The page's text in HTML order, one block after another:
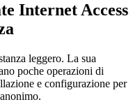
Internet Access
leggero. La sua
poche operazioni di
e configurazione per